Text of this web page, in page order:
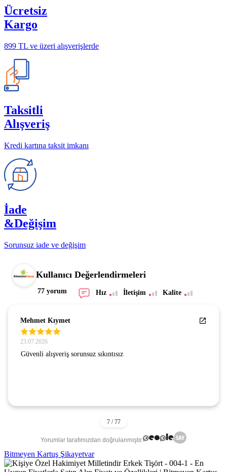
Ücretsiz
Kargo
899 TL ve üzeri alışverişlerde
Taksitli
Alışveriş
Kredi kartına taksit imkanı
İade
&Değişim
Sorunsuz iade ve değişim
Kullanıcı Değerlendirmeleri
77 yorum Hız İletişim Kalite
Mehmet Kıymet
23.07.2026
Güvenli alışveriş sorunsuz sıkıntısız
Yorumlar tarafımızdan doğrulanmıştır.
Bitmeyen Kartuş Şikayetvar